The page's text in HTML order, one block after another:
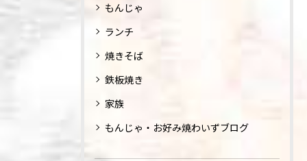
もんじゃ
ランチ
焼きそば
鉄板焼き
家族
もんじゃ・お好み焼わいずブログ